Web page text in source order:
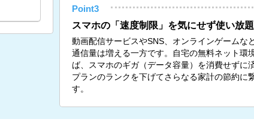
Point3
スマホの「速度制限」を気にせず使い放題
動画配信サービスやSNS、オンラインゲームな
通信量は増える一方です。自宅の無料ネット環
ば、スマホのギガ（データ容量）を消費せずに
プランのランクを下げてさらなる家計の節約に
す。